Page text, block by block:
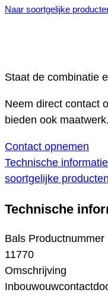
Naar soortgelijke
Staat de combinatie
Neem direct contact
bieden ook maatwerk.
Contact opnemen
Technische informatie
soortgelijke producten
Technische
Bals Productnummer
11770
Omschrijving